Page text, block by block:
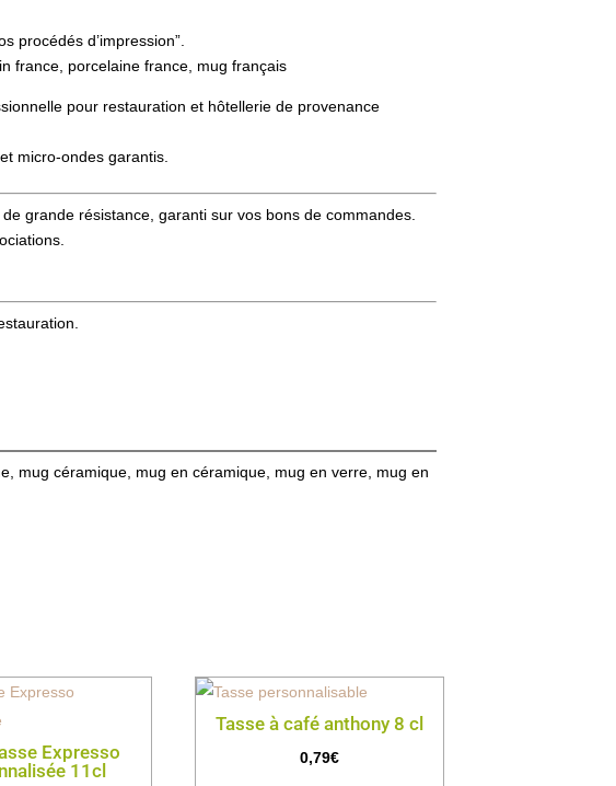
procédés d’impression”.
france, porcelaine france, mug français
pour restauration et hôtellerie de provenance
micro-ondes garantis.
grande résistance, garanti sur vos bons de commandes.
mug céramique, mug en céramique, mug en verre, mug en
Expresso
11cl
Tasse à café anthony 8 cl
0,79€